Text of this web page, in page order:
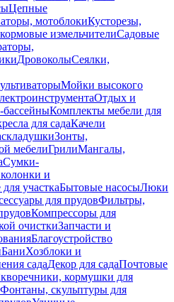
Цепные
мотоблокиКусторезы,
измельчителиСадовые
ДровоколыСеялки,
Мойки высокого
Отдых и
Комплекты мебели для
для садаКачели
Зонты,
мебелиГрилиМангалы,
Сумки-
и
участкаБытовые насосыЛюки
для прудовФильтры,
Компрессоры для
очисткиЗапчасти и
Благоустройство
БаниХозблоки и
садаДекор для садаПочтовые
кормушки для
Фонтаны, скульптуры для